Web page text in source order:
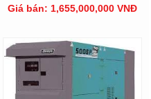
Giá bán: 1,655,000,000 VNĐ